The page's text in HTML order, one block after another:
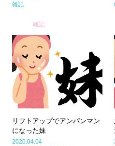
雑記
雑記
リフトアップでアンパンマン
になった妹
2020.04.04